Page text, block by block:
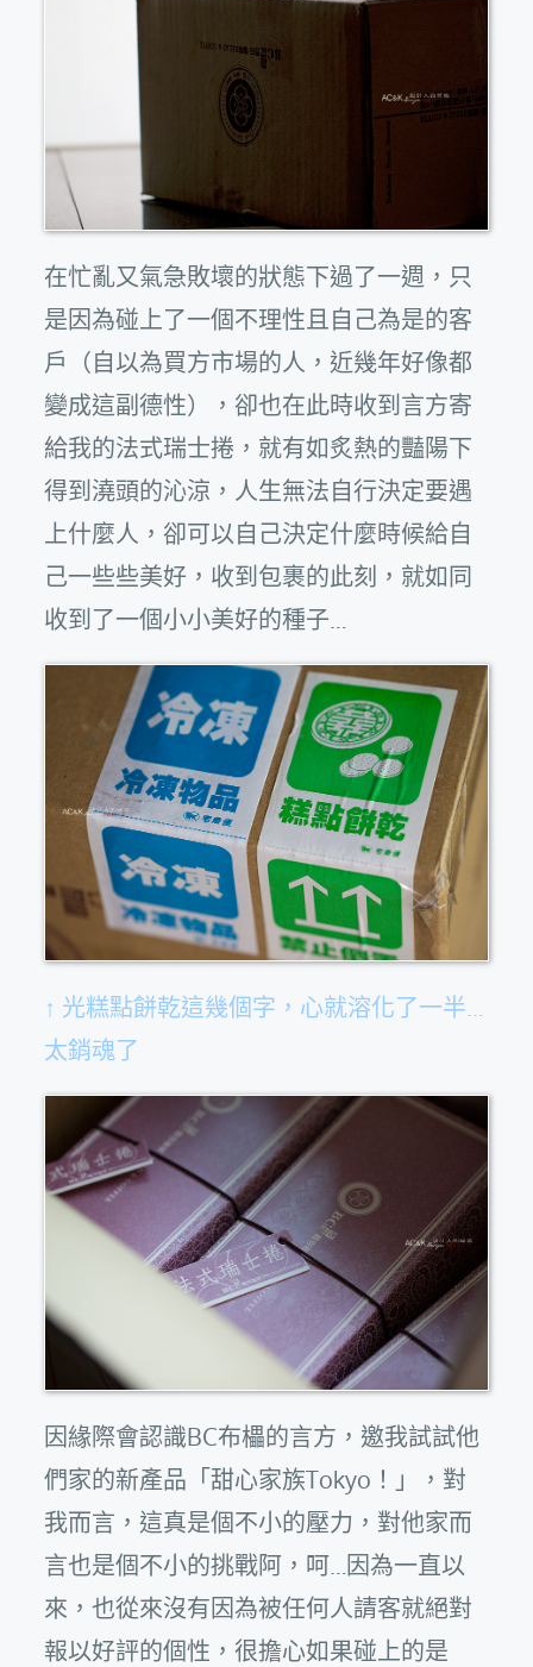
在忙亂又氣急敗壞的狀態下過了一週，只
是因為碰上了一個不理性且自己為是的客
戶（自以為買方市場的人，近幾年好像都
變成這副德性），卻也在此時收到言方寄
給我的法式瑞士捲，就有如炙熱的豔陽下
得到澆頭的沁涼，人生無法自行決定要遇
上什麼人，卻可以自己決定什麼時候給自
己一些些美好，收到包裹的此刻，就如同
收到了一個小小美好的種子…
↑ 光糕點餅乾這幾個字，心就溶化了一半…
太銷魂了
因緣際會認識BC布櫑的言方，邀我試試他
們家的新產品「甜心家族Tokyo！」，對
我而言，這真是個不小的壓力，對他家而
言也是個不小的挑戰阿，呵…因為一直以
來，也從來沒有因為被任何人請客就絕對
報以好評的個性，很擔心如果碰上的是